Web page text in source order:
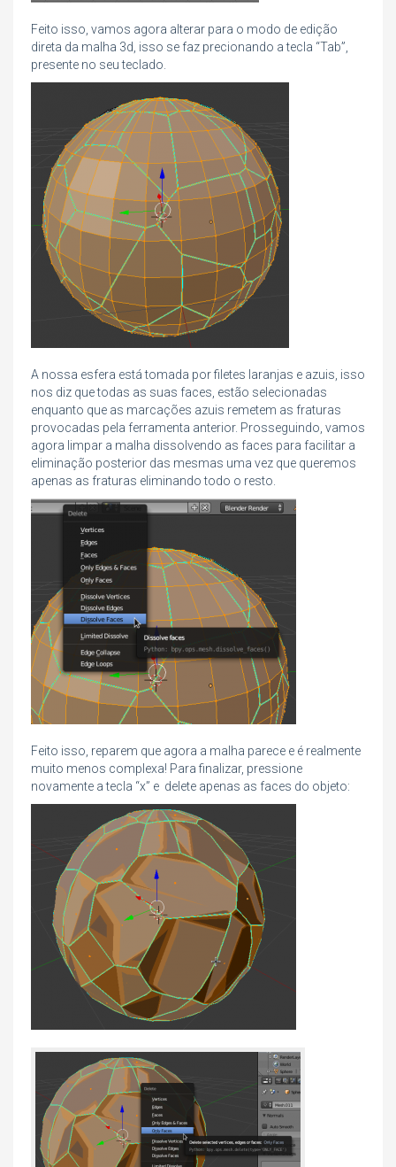
Feito isso, vamos agora alterar para o modo de edição
direta da malha 3d, isso se faz precionando a tecla “Tab”,
presente no seu teclado.
A nossa esfera está tomada por filetes laranjas e azuis, isso
nos diz que todas as suas faces, estão selecionadas
enquanto que as marcações azuis remetem as fraturas
provocadas pela ferramenta anterior. Prosseguindo, vamos
agora limpar a malha dissolvendo as faces para facilitar a
eliminação posterior das mesmas uma vez que queremos
apenas as fraturas eliminando todo o resto.
Feito isso, reparem que agora a malha parece e é realmente
muito menos complexa! Para finalizar, pressione
novamente a tecla “x” e delete apenas as faces do objeto: